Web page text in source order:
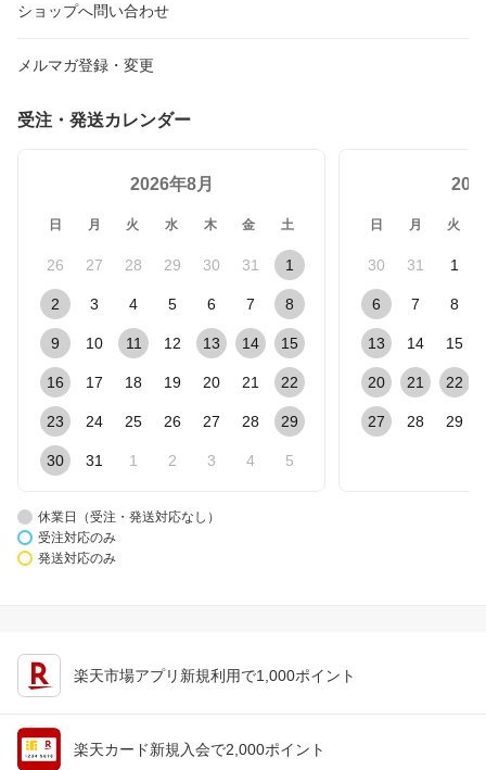
ショップへ問い合わせ
メルマガ登録・変更
受注・発送カレンダー
2026年8月
日 月 火 水 木 金 土
26 27 28 29 30 31 1
2 3 4 5 6 7 8
9 10 11 12 13 14 15
16 17 18 19 20 21 22
23 24 25 26 27 28 29
30 31 1 2 3 4 5
日 月 火
30 31 1
6 7 8
13 14 15
20 21 22
27 28 29
休業日（受注・発送対応なし）
受注対応のみ
発送対応のみ
楽天市場アプリ新規利用で1,000ポイント
楽天カード新規入会で2,000ポイント